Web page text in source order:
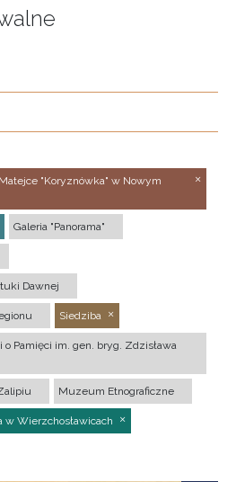
"Koryznówka" w Nowym
Galeria "Panorama"
Dawnej
Siedziba
Pamięci im. gen. bryg. Zdzisława
Muzeum Etnograficzne
Wierzchosławicach